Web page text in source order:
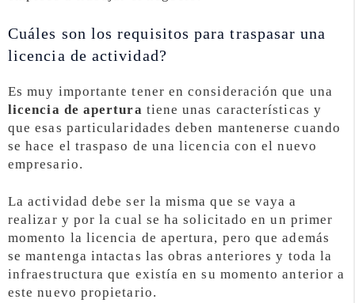
Cuáles son los requisitos para traspasar una
licencia de actividad?
Es muy importante tener en consideración que una
licencia de apertura tiene unas características y
que esas particularidades deben mantenerse cuando
se hace el traspaso de una licencia con el nuevo
empresario.
La actividad debe ser la misma que se vaya a
realizar y por la cual se ha solicitado en un primer
momento la licencia de apertura, pero que además
se mantenga intactas las obras anteriores y toda la
infraestructura que existía en su momento anterior a
este nuevo propietario.